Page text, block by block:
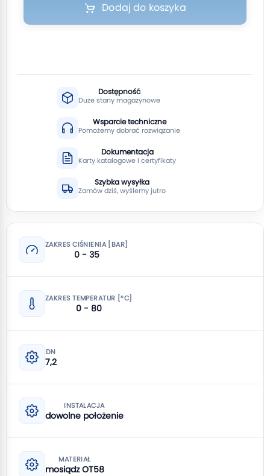
Dodaj do koszyka
Dostępność
Duże stany magazynowe
Wsparcie techniczne
Pomożemy dobrać rozwiązanie
Dokumentacja
Karty katalogowe i certyfikaty
Szybka wysyłka
Zamów dziś, wyślemy jutro
ZAKRES CIŚNIENIA [BAR]
0 - 35
ZAKRES TEMPERATUR [°C]
0 - 80
DN
7,2
INSTALACJA
dowolne położenie
MATERIAŁ
mosiądz OT58